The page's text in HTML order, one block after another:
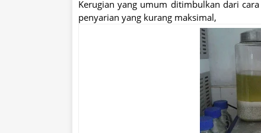
Kerugian yang umum ditimbulkan dari
penyarian yang kurang maksimal,